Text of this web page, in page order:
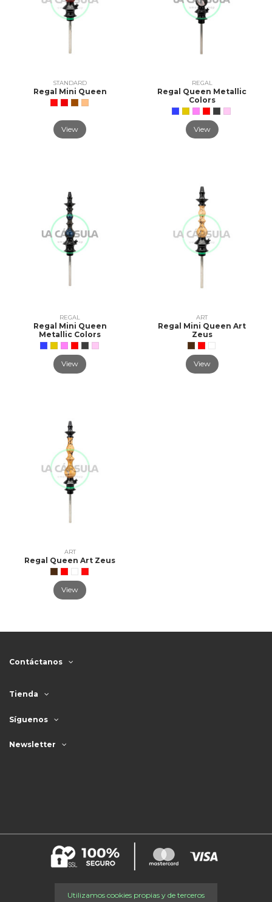
STANDARD
Regal Mini Queen
View
REGAL
Regal Queen Metallic
Colors
View
REGAL
Regal Mini Queen
Metallic Colors
View
ART
Regal Mini Queen Art
Zeus
View
ART
Regal Queen Art Zeus
View
Contáctanos
Tienda
Síguenos
Newsletter
Utilizamos cookies propias y de terceros